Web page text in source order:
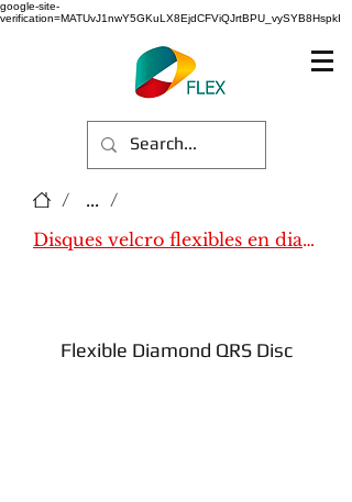
google-site-
verification=MATUvJ1nwY5GKuLX8EjdCFViQJrtBPU_vySYB8HspkI
/ ... /
Disques velcro flexibles en diamant
Flexible Diamond QRS Disc